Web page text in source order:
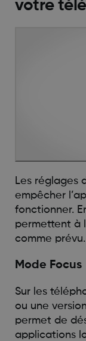
votre
Les réglages
empêcher
fonctionner.
permettent à
comme prévu.
Mode Focus
Sur les
ou une
permet de
applications